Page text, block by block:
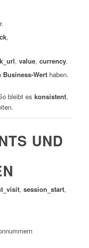
,
, value, currency.
Business-Werthaben.
bleibt es konsistent,
UND
, session_start,